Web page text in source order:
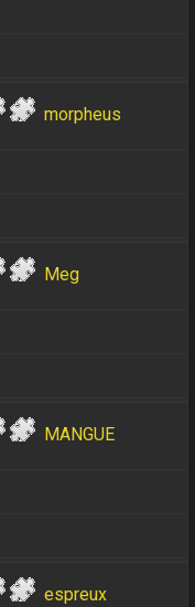
morpheus
Meg
MANGUE
espreux